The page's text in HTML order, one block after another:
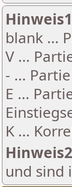
Hinweis1
blank ...
V ...
- ...
E ...
K ...
Hinweis2
und sind